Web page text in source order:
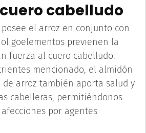
cabelludo
el arroz en conjunto con
previenen la
fuerza al cuero cabelludo.
mencionado, el almidón
de arroz también aporta salud y
cabelleras, permitiéndonos
por agentes